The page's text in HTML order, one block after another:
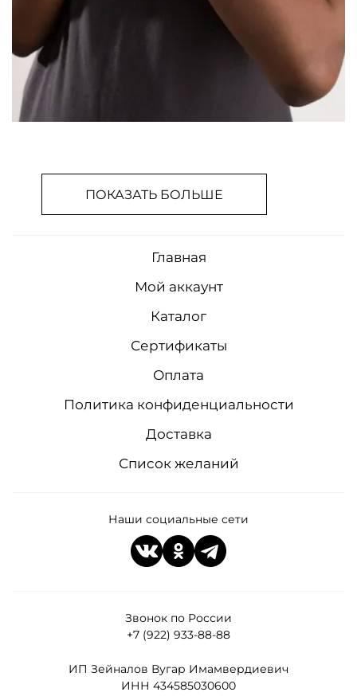
ПОКАЗАТЬ БОЛЬШЕ
Звонок по России
+7 (922) 933-88-88
ИП Зейналов Вугар Имамвердиевич
ИНН 434585030600
Главная
Мой аккаунт
Каталог
Сертификаты
Оплата
Политика конфиденциальности
Доставка
Список желаний
Наши социальные сети